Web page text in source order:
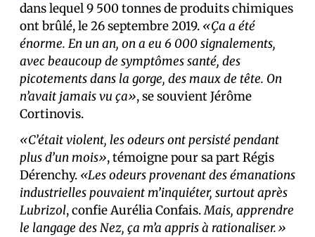
dans lequel 9 500 tonnes de produits chimiques
ont brûlé, le 26 septembre 2019. «Ça a été
énorme. En un an, on a eu 6 000 signalements,
avec beaucoup de symptômes santé, des
picotements dans la gorge, des maux de tête. On
n’avait jamais vu ça», se souvient Jérôme
Cortinovis.
«C’était violent, les odeurs ont persisté pendant
plus d’un mois», témoigne pour sa part Régis
Dérenchy. «Les odeurs provenant des émanations
industrielles pouvaient m’inquiéter, surtout après
Lubrizol, confie Aurélia Confais.Mais, apprendre
le langage des Nez, ça m’a appris à rationaliser.»